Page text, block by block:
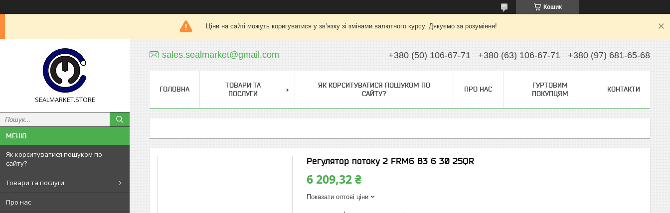
Кошик
Ціни на сайті можуть коригуватися у зв’язку зі змінами валютного курсу. Дякуємо за розуміння!
SEALMARKET.STORE
Як корситуватися пошуком по
сайту?
Товари та послуги
Про нас
sales.sealmarket@gmail.com +380 (50) 106-67-71 +380 (63) 106-67-71 +380 (97) 681-65-68
ГОЛОВНА
ТОВАРИ ТА
ПОСЛУГИ
ЯК КОРСИТУВАТИСЯ ПОШУКОМ ПО
САЙТУ?
ПРО НАС
ГУРТОВИМ
ПОКУПЦЯМ
КОНТАКТИ
Регулятор потоку 2 FRM6 B3 6 30 25QR
6 209,32 ₴
Показати оптові ціни